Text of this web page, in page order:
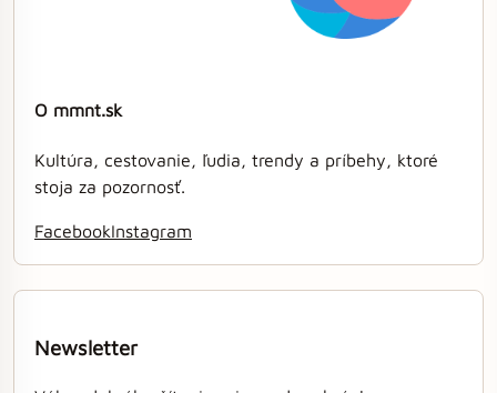
O mmnt.sk
Kultúra, cestovanie, ľudia, trendy a príbehy, ktoré
stoja za pozornosť.
FacebookInstagram
Newsletter